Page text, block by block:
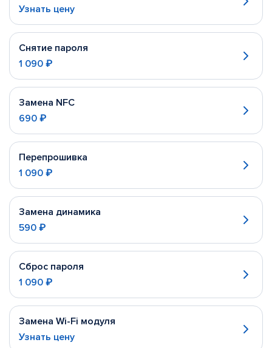
Узнать цену
Снятие пароля
1 090 ₽
Замена NFC
690 ₽
Перепрошивка
1 090 ₽
Замена динамика
590 ₽
Сброс пароля
1 090 ₽
Замена Wi-Fi модуля
Узнать цену